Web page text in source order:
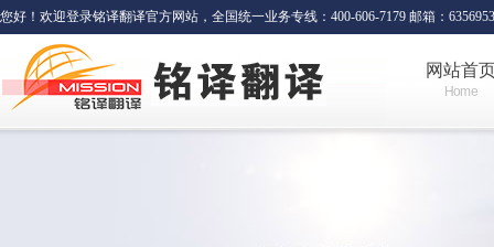
您好！欢迎登录铭译翻译官方网站，全国统一业务专线：400-606-7179 邮箱：
网站首
Home